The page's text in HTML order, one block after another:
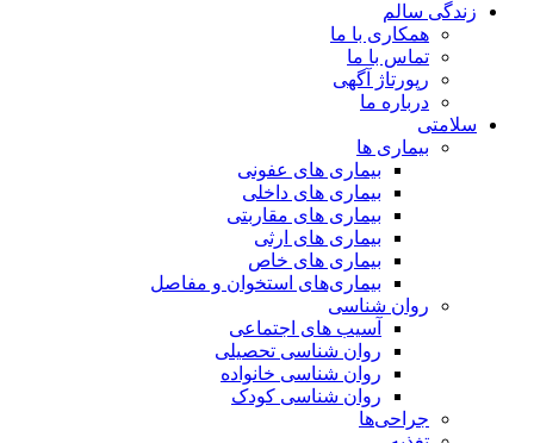
زندگی سالم
همکاری با ما
تماس با ما
رپورتاژ آگهی
درباره ما
سلامتی
بیماری ها
بیماری های عفونی
بیماری های داخلی
بیماری های مقاربتی
بیماری های ارثی
بیماری های خاص
بیماری‌های استخوان و مفاصل
روان شناسی
آسیب های اجتماعی
روان شناسی تحصیلی
روان شناسی خانواده
روان شناسی کودک
جراحی‌ها